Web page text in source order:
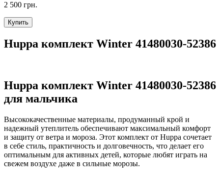
2 500 грн.
Купить
Huppa комплект Winter 41480030-52386
Huppa комплект Winter 41480030-52386
для мальчика
Высококачественные материалы, продуманный крой и
надежный утеплитель обеспечивают максимальный комфорт
и защиту от ветра и мороза. Этот комплект от Huppa сочетает
в себе стиль, практичность и долговечность, что делает его
оптимальным для активных детей, которые любят играть на
свежем воздухе даже в сильные морозы.